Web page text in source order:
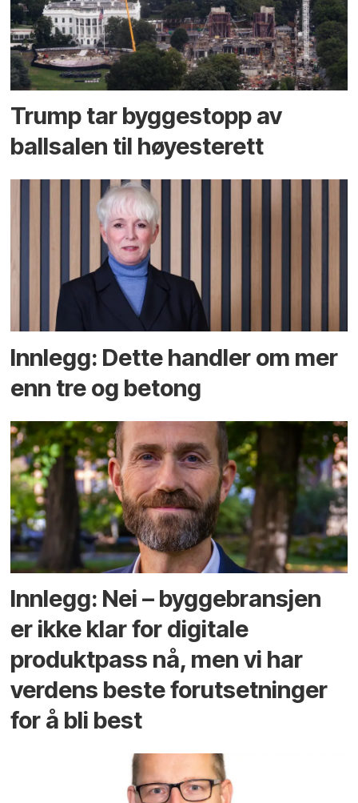
Trump tar byggestopp av
ballsalen til høyesterett
Innlegg: Dette handler om mer
enn tre og betong
Innlegg: Nei – byggebransjen
er ikke klar for digitale
produktpass nå, men vi har
verdens beste forutsetninger
for å bli best